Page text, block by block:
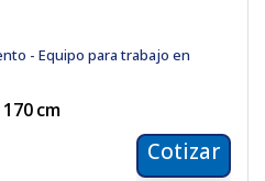
- Equipo para trabajo en
cm
Cotizar